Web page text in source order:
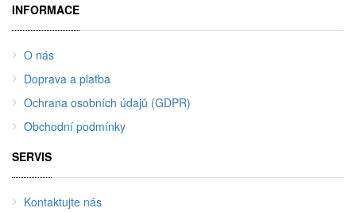
INFORMACE
O nás
Doprava a platba
Ochrana osobních údajů (GDPR)
Obchodní podmínky
SERVIS
Kontaktujte nás